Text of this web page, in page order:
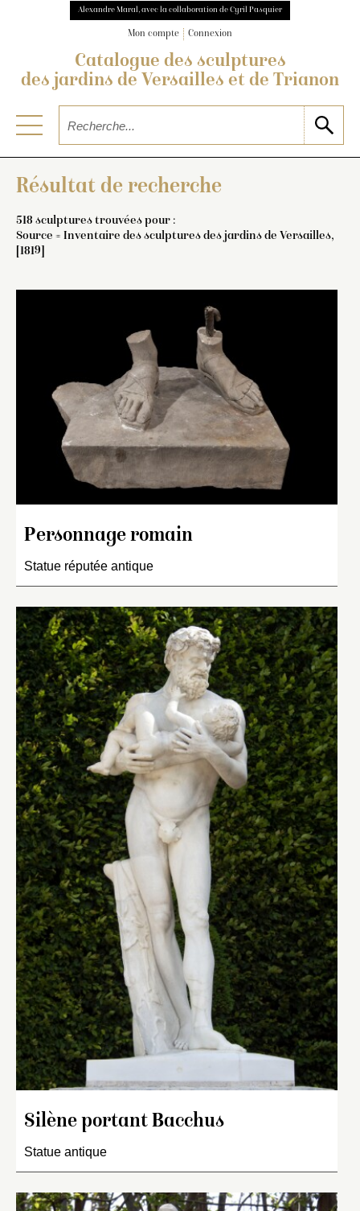
Alexandre Maral, avec la collaboration de Cyril Pasquier
Mon compte Connexion
Catalogue des sculptures
des jardins de Versailles et de Trianon
Résultat de recherche
518 sculptures trouvées pour :
Source = Inventaire des sculptures des jardins de Versailles,
[1819]
Personnage romain
Statue réputée antique
Silène portant Bacchus
Statue antique